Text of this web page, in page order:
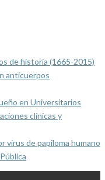
de historia (1665-2015)
anticuerpos
en Universitarios
clínicas y
virus de papiloma humano